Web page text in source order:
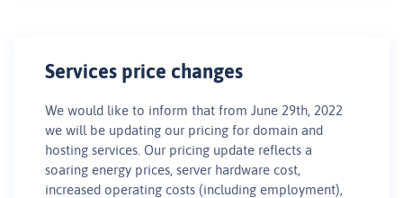
Services price changes
We would like to inform that from June 29th, 2022
we will be updating our pricing for domain and
hosting services. Our pricing update reflects a
soaring energy prices, server hardware cost,
increased operating costs (including employment),